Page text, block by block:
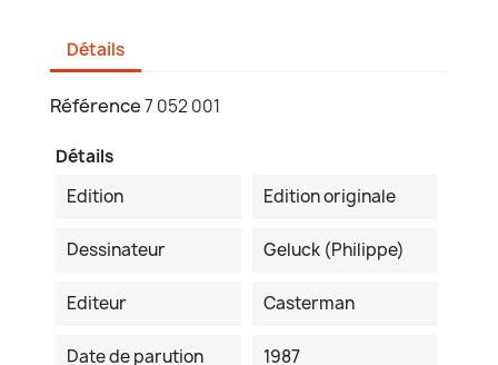
Détails
Référence7 052 001
Détails
Edition
Edition originale
Dessinateur Geluck (Philippe)
Editeur Casterman
Date de parution 1987